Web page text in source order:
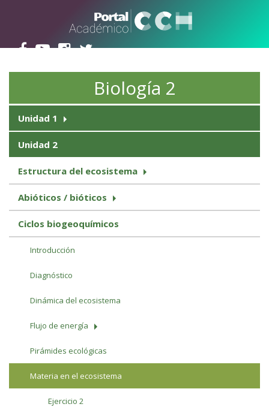
Biología 2
Unidad 1
Unidad 2
Estructura del ecosistema
Abióticos / bióticos
Ciclos biogeoquímicos
Introducción
Diagnóstico
Dinámica del ecosistema
Flujo de energía
Pirámides ecológicas
Materia en el ecosistema
Ejercicio 2